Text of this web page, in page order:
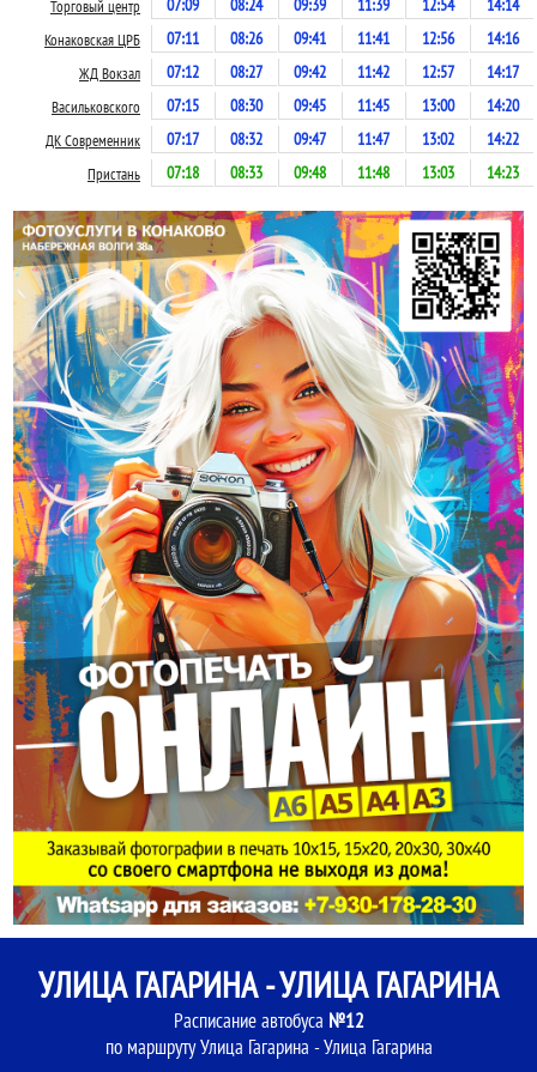
Торговый центр 07:09 08:24 09:39 11:39 12:54 14:14
Конаковская ЦРБ 07:11 08:26 09:41 11:41 12:56 14:16
ЖД Вокзал 07:12 08:27 09:42 11:42 12:57 14:17
Васильковского 07:15 08:30 09:45 11:45 13:00 14:20
ДК Современник 07:17 08:32 09:47 11:47 13:02 14:22
Пристань 07:18 08:33 09:48 11:48 13:03 14:23
УЛИЦА ГАГАРИНА - УЛИЦА ГАГАРИНА
Расписание автобуса №12
по маршруту Улица Гагарина - Улица Гагарина